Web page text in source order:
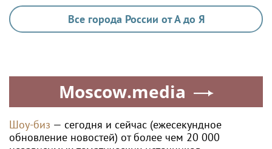
Все города России от А до Я
Moscow.media
Шоу-биз — сегодня и сейчас (ежесекундное
обновление новостей) от более чем 20 000